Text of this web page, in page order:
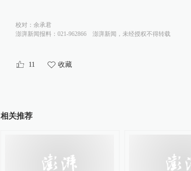
校对： 余承君
澎湃新闻报料：021-962866
澎湃新闻，未经授权不得转载
11 收藏
相关推荐